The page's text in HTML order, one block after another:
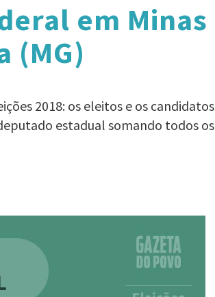
em Minas
(MG)
2018: os eleitos e os candidatos
estadual somando todos os